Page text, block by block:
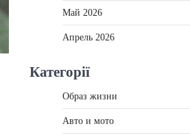
Май 2026
Апрель 2026
Категорії
Образ жизни
Авто и мото